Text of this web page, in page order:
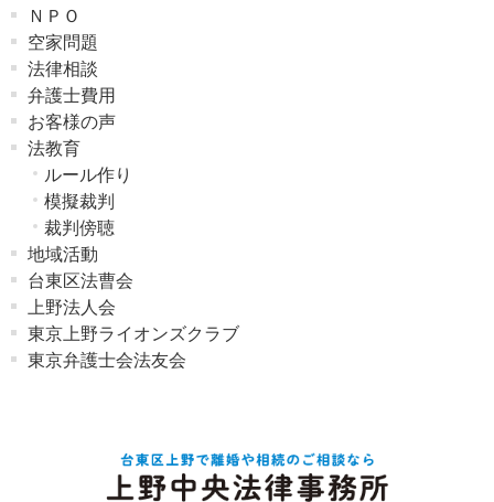
ＮＰＯ
空家問題
法律相談
弁護士費用
お客様の声
法教育
ルール作り
模擬裁判
裁判傍聴
地域活動
台東区法曹会
上野法人会
東京上野ライオンズクラブ
東京弁護士会法友会